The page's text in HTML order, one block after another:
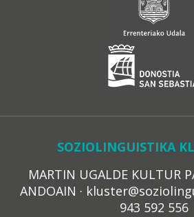
SOZIOLINGUISTIKA
MARTIN UGALDE KULTUR
ANDOAIN ·
943 592 556